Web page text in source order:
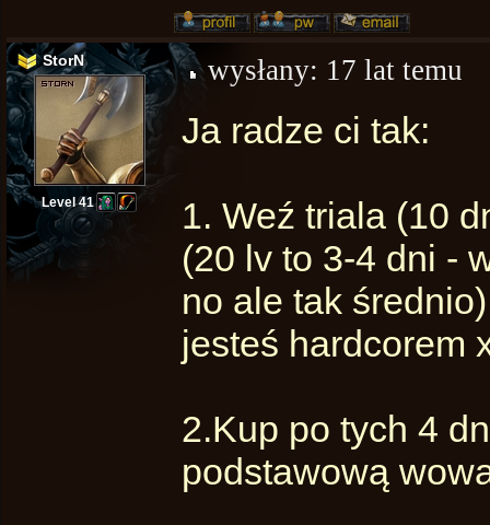
StorN
Level 41
wysłany: 17 lat temu
Ja radze ci tak:
1. Weź triala (10
(20 lv to 3-4 dni -
no ale tak
jesteś hardcorem
2.Kup po tych 4
podstawową